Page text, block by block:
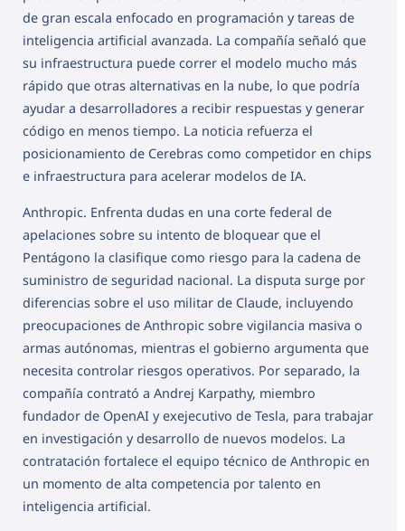
de gran escala enfocado en programación y tareas de
inteligencia artificial avanzada. La compañía señaló que
su infraestructura puede correr el modelo mucho más
rápido que otras alternativas en la nube, lo que podría
ayudar a desarrolladores a recibir respuestas y generar
código en menos tiempo. La noticia refuerza el
posicionamiento de Cerebras como competidor en chips
e infraestructura para acelerar modelos de IA.
Anthropic. Enfrenta dudas en una corte federal de
apelaciones sobre su intento de bloquear que el
Pentágono la clasifique como riesgo para la cadena de
suministro de seguridad nacional. La disputa surge por
diferencias sobre el uso militar de Claude, incluyendo
preocupaciones de Anthropic sobre vigilancia masiva o
armas autónomas, mientras el gobierno argumenta que
necesita controlar riesgos operativos. Por separado, la
compañía contrató a Andrej Karpathy, miembro
fundador de OpenAI y exejecutivo de Tesla, para trabajar
en investigación y desarrollo de nuevos modelos. La
contratación fortalece el equipo técnico de Anthropic en
un momento de alta competencia por talento en
inteligencia artificial.